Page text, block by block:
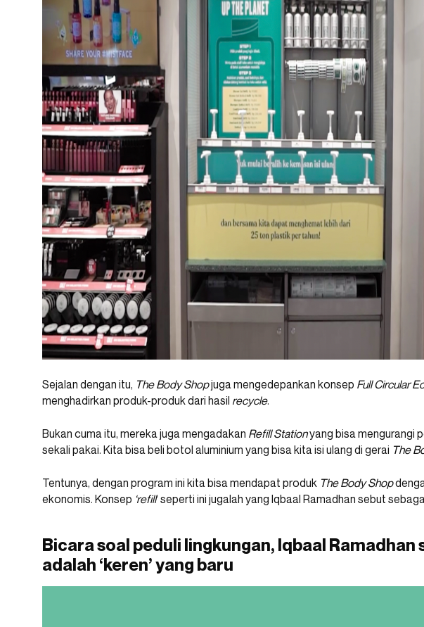
Sejalan dengan itu, The Body Shopjuga mengedepankan konsep Full Circular
menghadirkan produk-produk dari hasil recycle.
Bukan cuma itu, mereka juga mengadakan Refill Stationyang bisa mengurangi
sekali pakai. Kita bisa beli botol aluminium yang bisa kita isi ulang di gerai The
Tentunya, dengan program ini kita bisa mendapat produk The Body Shop
ekonomis. Konsep ‘refill‘ seperti ini jugalah yang Iqbaal Ramadhan sebut sebagai
Bicara soal peduli lingkungan, Iqbaal Ramadhan
adalah ‘keren’ yang baru